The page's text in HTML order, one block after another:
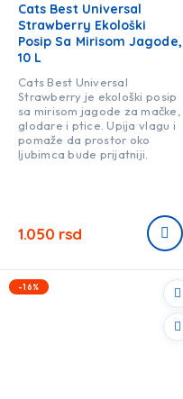
Cats Best Universal
Strawberry Ekološki
Posip Sa Mirisom Jagode,
10 L
Cats Best Universal
Strawberry je ekološki posip
sa mirisom jagode za mačke,
glodare i ptice. Upija vlagu i
pomaže da prostor oko
ljubimca bude prijatniji.
1.050 rsd
-16%